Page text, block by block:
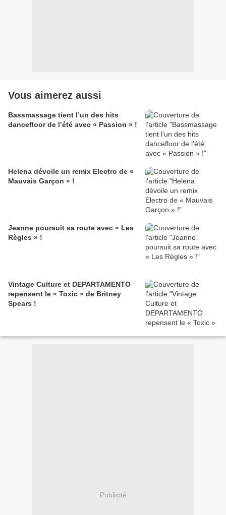
Vous aimerez aussi
Bassmassage tient l’un des hits
dancefloor de l’été avec « Passion » !
Helena dévoile un remix Electro de «
Mauvais Garçon » !
Jeanne poursuit sa route avec « Les
Règles » !
Vintage Culture et DEPARTAMENTO
repensent le « Toxic » de Britney
Spears !
Publicité